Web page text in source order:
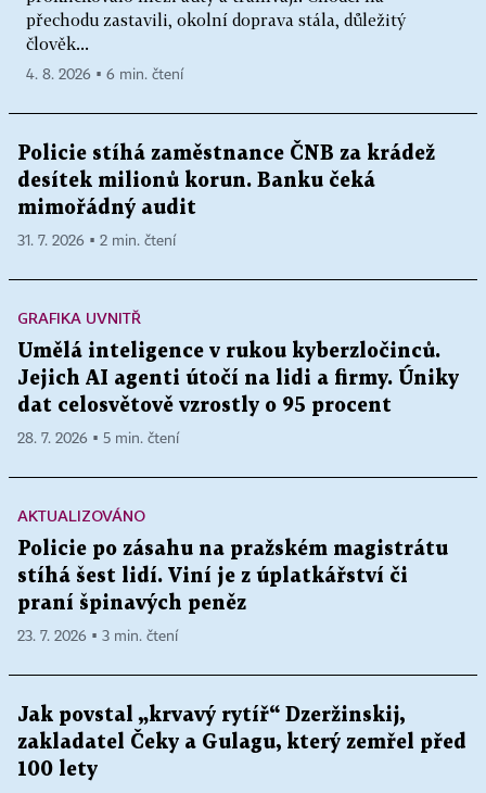
přechodu zastavili, okolní doprava stála, důležitý
člověk...
4. 8. 2026 ▪ 6 min. čtení
Policie stíhá zaměstnance ČNB za krádež
desítek milionů korun. Banku čeká
mimořádný audit
31. 7. 2026 ▪ 2 min. čtení
GRAFIKA UVNITŘ
Umělá inteligence v rukou kyberzločinců.
Jejich AI agenti útočí na lidi a firmy. Úniky
dat celosvětově vzrostly o 95 procent
28. 7. 2026 ▪ 5 min. čtení
AKTUALIZOVÁNO
Policie po zásahu na pražském magistrátu
stíhá šest lidí. Viní je z úplatkářství či
praní špinavých peněz
23. 7. 2026 ▪ 3 min. čtení
Jak povstal „krvavý rytíř“ Dzeržinskij,
zakladatel Čeky a Gulagu, který zemřel před
100 lety